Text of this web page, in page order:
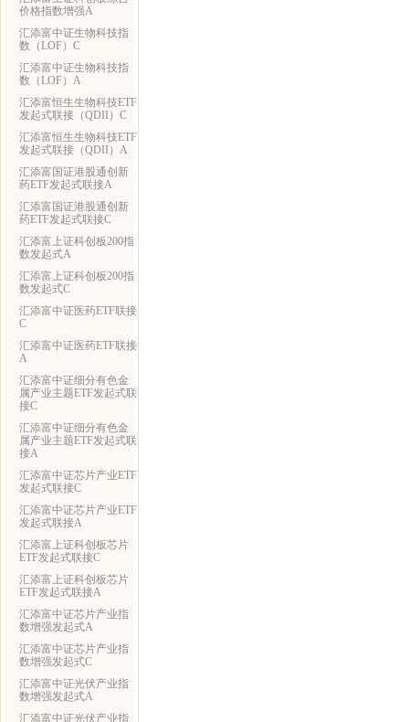
价格指数增强A
汇添富中证生物科技指
数（LOF）C
汇添富中证生物科技指
数（LOF）A
汇添富恒生生物科技ETF
发起式联接（QDII）C
汇添富恒生生物科技ETF
发起式联接（QDII）A
汇添富国证港股通创新
药ETF发起式联接A
汇添富国证港股通创新
药ETF发起式联接C
汇添富上证科创板200指
数发起式A
汇添富上证科创板200指
数发起式C
汇添富中证医药ETF联接
C
汇添富中证医药ETF联接
A
汇添富中证细分有色金
属产业主题ETF发起式联
接C
汇添富中证细分有色金
属产业主题ETF发起式联
接A
汇添富中证芯片产业ETF
发起式联接C
汇添富中证芯片产业ETF
发起式联接A
汇添富上证科创板芯片
ETF发起式联接C
汇添富上证科创板芯片
ETF发起式联接A
汇添富中证芯片产业指
数增强发起式A
汇添富中证芯片产业指
数增强发起式C
汇添富中证光伏产业指
数增强发起式A
汇添富中证光伏产业指